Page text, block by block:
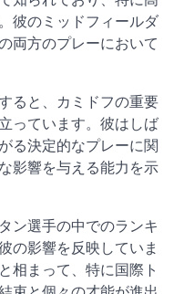
彼のミッドフィールダ
両方のプレーにおいて
ると、カミドフの重要
っています。彼はしば
る決定的なプレーに関
影響を与える能力を示
ン選手の中でのランキ
の影響を反映していま
相まって、特に国際ト